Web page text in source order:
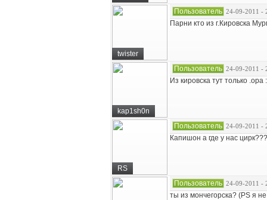
twister
Пользователь 24-09-2011 -
Парни кто из г.Кировска
kap1sh0n
Пользователь 24-09-2011 -
Из кировска тут только .opa
RS
Пользователь 24-09-2011 -
Капишон а где у нас цирк???
Пользователь 24-09-2011 -
ты из мончегорска? (PS я